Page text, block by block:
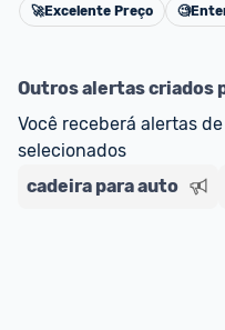
🚀Excelente Preço 🧐
Outros alertas criados
Você receberá alertas
selecionados
cadeira para auto